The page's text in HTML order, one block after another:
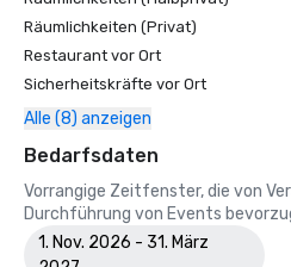
Räumlichkeiten (Privat)
Restaurant vor Ort
Sicherheitskräfte vor Ort
Alle (8) anzeigen
Bedarfsdaten
Vorrangige Zeitfenster, die von
Durchführung von Events
1. Nov. 2026 - 31. März